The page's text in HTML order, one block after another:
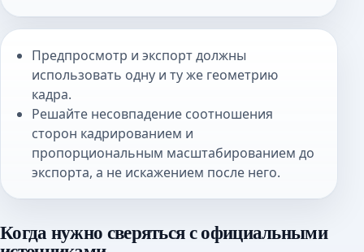
Предпросмотр и экспорт должны
использовать одну и ту же геометрию
кадра.
Решайте несовпадение соотношения
сторон кадрированием и
пропорциональным масштабированием до
экспорта, а не искажением после него.
Когда нужно сверяться с официальными